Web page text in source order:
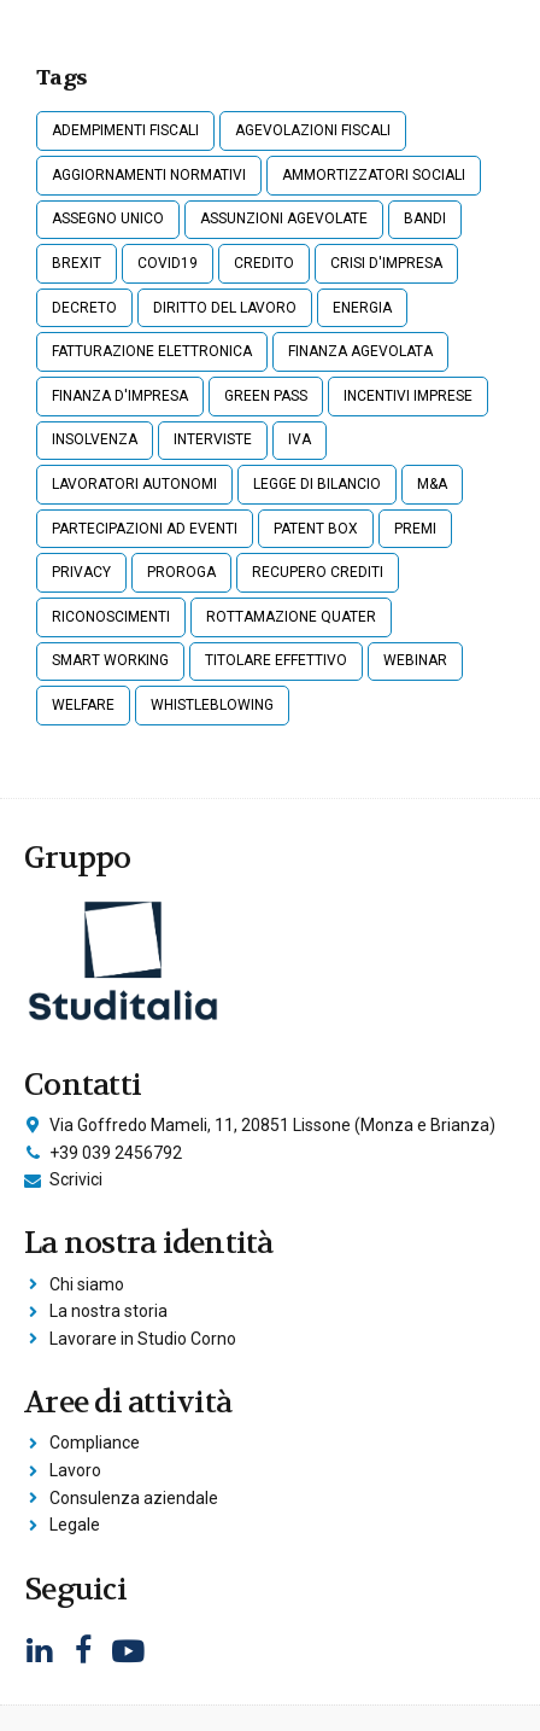
Tags
ADEMPIMENTI FISCALI AGEVOLAZIONI FISCALI
AGGIORNAMENTI NORMATIVI AMMORTIZZATORI SOCIALI
ASSEGNO UNICO ASSUNZIONI AGEVOLATE BANDI
BREXIT COVID19 CREDITO CRISI D'IMPRESA
DECRETO DIRITTO DEL LAVORO ENERGIA
FATTURAZIONE ELETTRONICA FINANZA AGEVOLATA
FINANZA D'IMPRESA GREEN PASS INCENTIVI IMPRESE
INSOLVENZA INTERVISTE IVA
LAVORATORI AUTONOMI LEGGE DI BILANCIO M&A
PARTECIPAZIONI AD EVENTI PATENT BOX PREMI
PRIVACY PROROGA RECUPERO CREDITI
RICONOSCIMENTI ROTTAMAZIONE QUATER
SMART WORKING TITOLARE EFFETTIVO WEBINAR
WELFARE WHISTLEBLOWING
Gruppo
Contatti
Via Goffredo Mameli, 11, 20851 Lissone (Monza e Brianza)
+39 039 2456792
Scrivici
La nostra identità
Chi siamo
La nostra storia
Lavorare in Studio Corno
Aree di attività
Compliance
Lavoro
Consulenza aziendale
Legale
Seguici